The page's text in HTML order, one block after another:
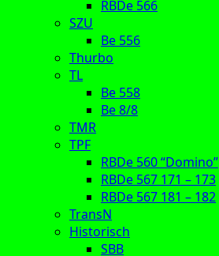
RBDe 566
SZU
Be 556
Thurbo
TL
Be 558
Be 8/8
TMR
TPF
RBDe 560 “Domino”
RBDe 567 171 – 173
RBDe 567 181 – 182
TransN
Historisch
SBB